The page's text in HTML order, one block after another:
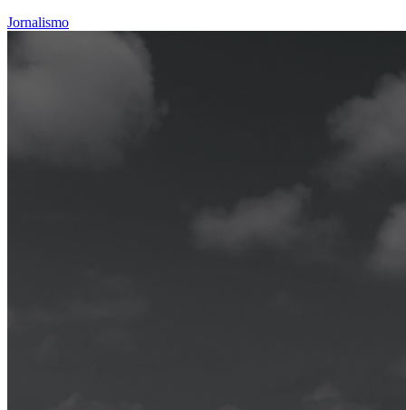
Jornalismo